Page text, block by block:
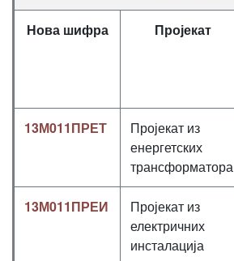
Нова шифра Пројекат
13М011ПРЕТ
Пројекат из
енергетских
трансформатора
13М011ПРЕИ
Пројекат из
електричних
инсталација